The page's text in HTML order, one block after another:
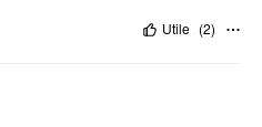
Utile (2)